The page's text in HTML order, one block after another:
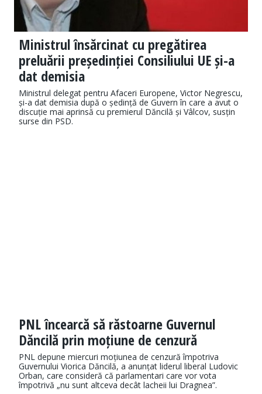
Ministrul însărcinat cu pregătirea
preluării președinției Consiliului UE și-a
dat demisia
Ministrul delegat pentru Afaceri Europene, Victor Negrescu,
și-a dat demisia după o ședință de Guvern în care a avut o
discuție mai aprinsă cu premierul Dăncilă și Vâlcov, susțin
surse din PSD.
PNL încearcă să răstoarne Guvernul
Dăncilă prin moțiune de cenzură
PNL depune miercuri moțiunea de cenzură împotriva
Guvernului Viorica Dăncilă, a anunțat liderul liberal Ludovic
Orban, care consideră că parlamentari care vor vota
împotrivă „nu sunt altceva decât lacheii lui Dragnea”.